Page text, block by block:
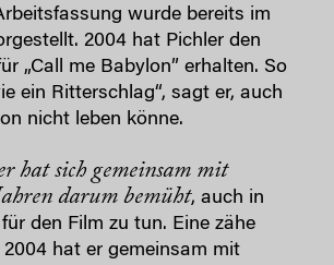
wurde bereits im
2004 hat Pichler den
„Call me Babylon” erhalten. So
ein Ritterschlag“, sagt er, auch
nicht leben könne.
hat sich gemeinsam mit
darum bemüht, auch in
den Film zu tun. Eine zähe
2004 hat er gemeinsam mit